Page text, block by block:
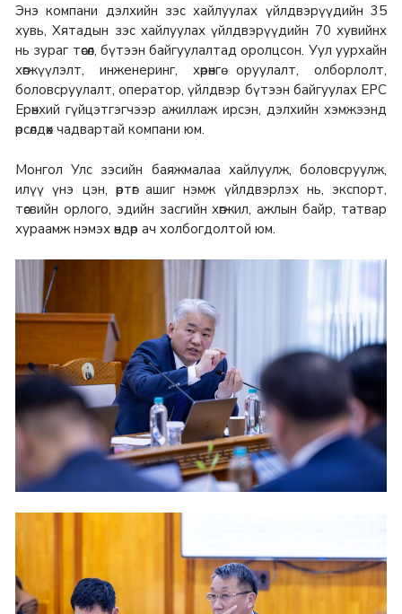
Энэ компани дэлхийн зэс хайлуулах үйлдвэрүүдийн 35
хувь, Хятадын зэс хайлуулах үйлдвэрүүдийн 70 хувийнх
нь зураг төсөл, бүтээн байгуулалтад оролцсон. Уул уурхайн
хөгжүүлэлт, инженеринг, хөрөнгө оруулалт, олборлолт,
боловсруулалт, оператор, үйлдвэр бүтээн байгуулах EPC
Ерөнхий гүйцэтгэгчээр ажиллаж ирсэн, дэлхийн хэмжээнд
өрсөлдөх чадвартай компани юм.
Монгол Улс зэсийн баяжмалаа хайлуулж, боловсруулж,
илүү үнэ цэн, өртөг ашиг нэмж үйлдвэрлэх нь, экспорт,
төсвийн орлого, эдийн засгийн хөгжил, ажлын байр, татвар
хураамж нэмэх өндөр ач холбогдолтой юм.